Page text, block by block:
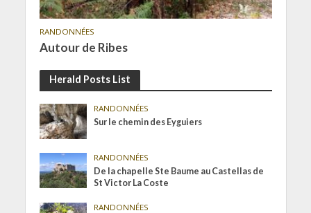
RANDONNÉES
Autour de Ribes
Herald Posts List
RANDONNÉES
Sur le chemin des Eyguiers
RANDONNÉES
De la chapelle Ste Baume au Castellas de
St Victor La Coste
RANDONNÉES